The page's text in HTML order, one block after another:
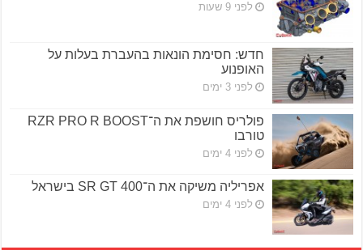
לפני 9 שעות
חדש: חסימת הונאות בהעברת בעלות על
האופנוע
לפני 3 ימים
פולריס חושפת את ה־RZR PRO R BOOST
טורבו
לפני 4 ימים
אפריליה משיקה את ה־SR GT 400 בישראל
לפני 4 ימים